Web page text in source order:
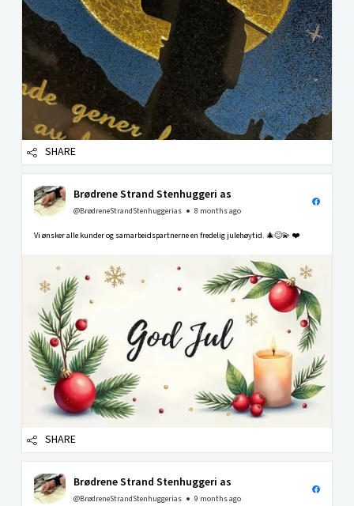
SHARE
Brødrene Strand Stenhuggeri as
@BrødreneStrandStenhuggerias 8 months ago
Vi ønsker alle kunder og samarbeidspartnerne en fredelig julehøytid. 🎄😊💫 ❤️
SHARE
Brødrene Strand Stenhuggeri as
@BrødreneStrandStenhuggerias 9 months ago